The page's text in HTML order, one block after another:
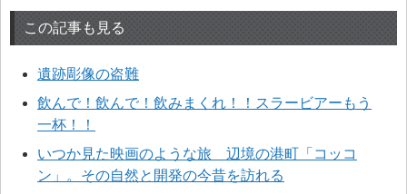
この記事も見る
遺跡彫像の盗難
飲んで！飲んで！飲みまくれ！！スラービアーもう
一杯！！
いつか見た映画のような旅 辺境の港町「コッコ
ン」。その自然と開発の今昔を訪れる